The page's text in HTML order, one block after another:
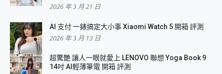
2026 年 3 月 21 日
AI 支付 一錶搞定大小事 Xiaomi Watch 5 開箱 評測
2026 年 3 月 13 日
超驚艷 讓人一眼就愛上 LENOVO 聯想 Yoga Book 9
14吋 AI輕薄筆電 開箱 評測